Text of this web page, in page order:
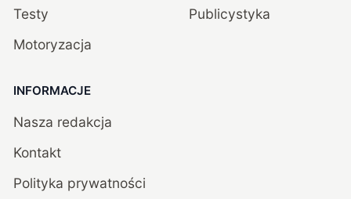
Testy
Motoryzacja
Publicystyka
INFORMACJE
Nasza redakcja
Kontakt
Polityka prywatności